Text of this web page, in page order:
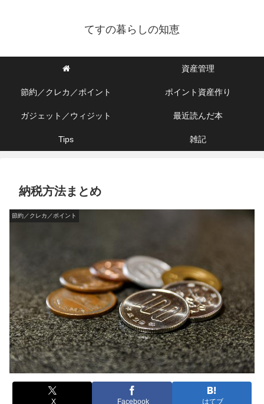
てすの暮らしの知恵
資産管理
節約／クレカ／ポイント ポイント資産作り
ガジェット／ウィジット 最近読んだ本
Tips 雑記
納税方法まとめ
節約／クレカ／ポイント
X Facebook はてブ